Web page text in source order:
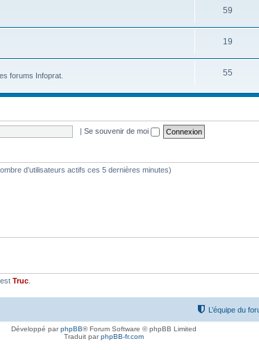
59
19
forums Infoprat.
55
| Se souvenir de moi
d’utilisateurs actifs ces 5 dernières minutes)
Truc
L’équipe du
Développé parphpBB® Forum Software © phpBB Limited
Traduit parphpBB-fr.com